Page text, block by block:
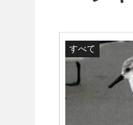
すべて